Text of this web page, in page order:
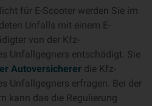
für E-Scooter werden Sie im
Unfalls mit einem E-
von der Kfz-
Unfallgegners entschädigt. Sie
Autoversicherer die Kfz-
Unfallgegners erfragen. Bei der
kann das die Regulierung